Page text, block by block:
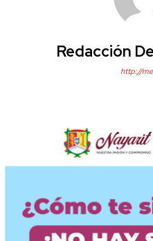
Redacción
http://